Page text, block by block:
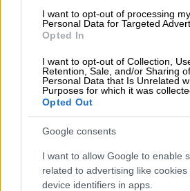
I want to opt-out of processing my
Personal Data for Targeted
Opted In
I want to opt-out of Collection,
Retention, Sale, and/or Sharing
Personal Data that Is Unrelated
Purposes for which it was
Opted Out
Google consents
I want to allow Google to enable
related to advertising like
device identifiers in apps.
ξενοδοχείων του νομού μας
ένα ξενοδοχείο, θα πρέπει
του, με βάση τις κρατήσεις,
γύρω στο 40%, γεγονός που
να το δούμε νωρίτερα από
Ίσως και ακόμα πιο αργά,
τον Ιούλιο. Από τότε και
ένας ικανοποιητικός
Το δικό μου ξενοδοχείο
να το ανοίξω στις 4 Ιουνίου